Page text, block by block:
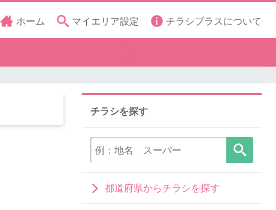
ホーム マイエリア設定 チラシプラスについて
チラシを探す
都道府県からチラシを探す